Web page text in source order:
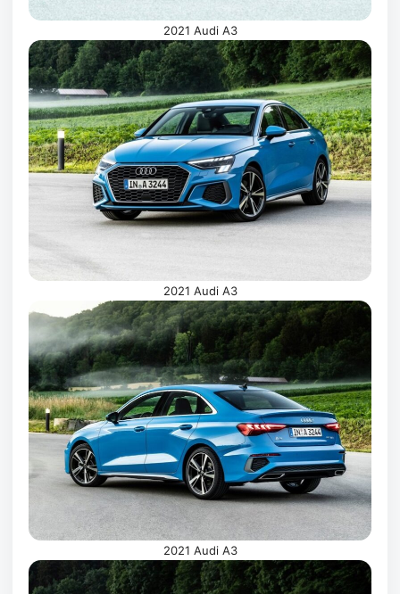
2021 Audi A3
2021 Audi A3
2021 Audi A3